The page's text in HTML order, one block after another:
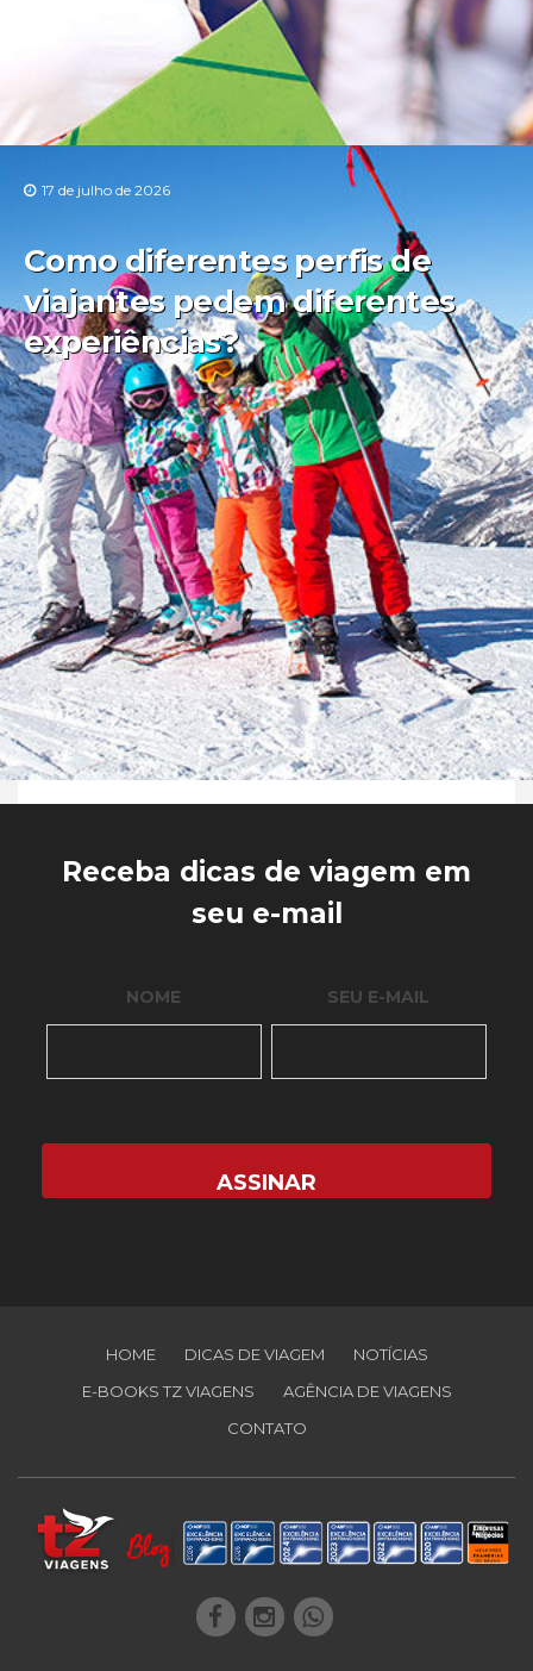
17 de julho de 2026
Como diferentes perfis de
viajantes pedem diferentes
experiências?
Receba dicas de viagem em
seu e-mail
NOME SEU E-MAIL
HOME DICAS DE VIAGEM
NOTÍCIAS
E-BOOKS TZ VIAGENS
AGÊNCIA DE VIAGENS
CONTATO